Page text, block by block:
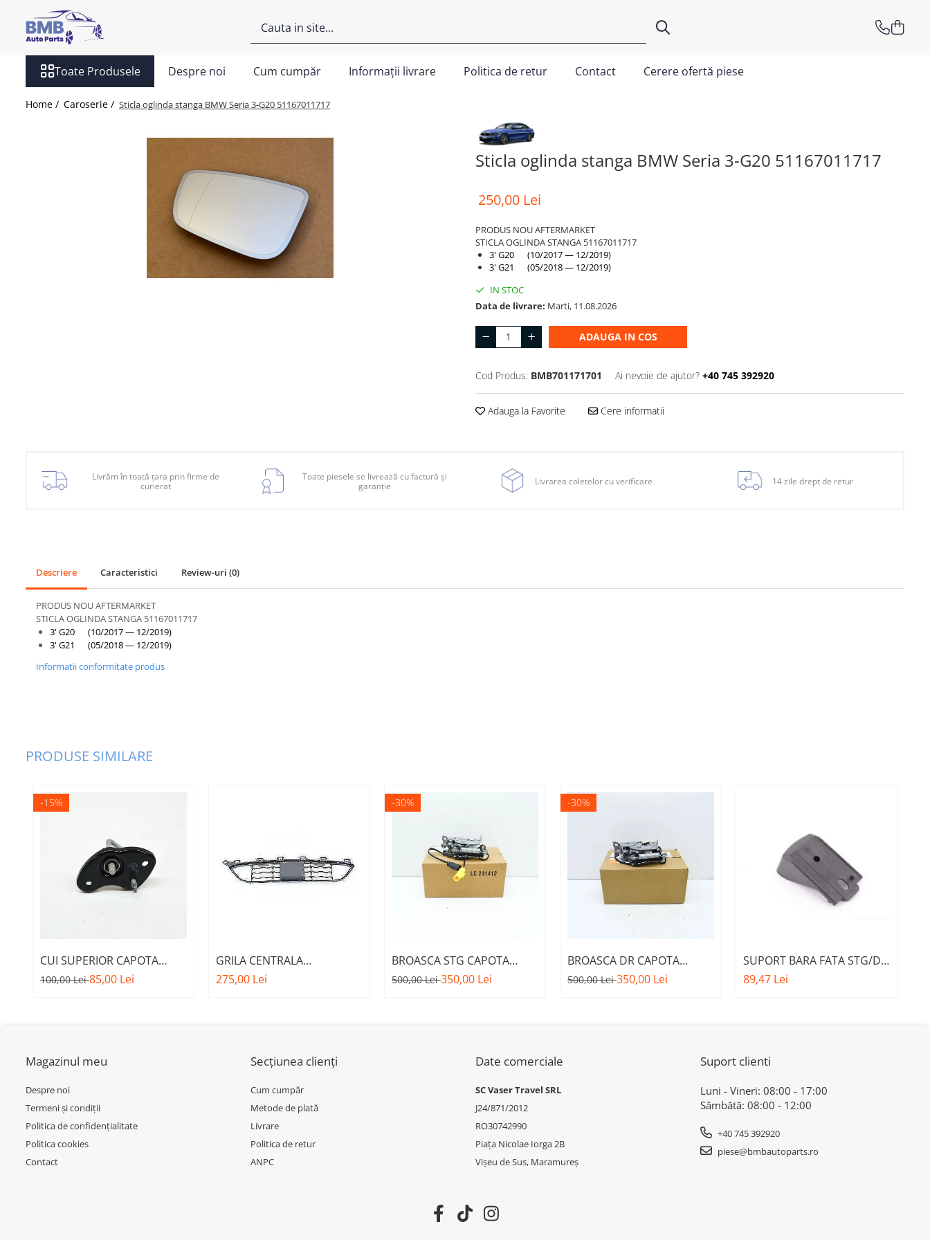
Toate Produsele
Accesorii
Absorbant bara fata
Aripă spate
Armatura
Balama capota
Bara fata
Bara spate
Capac bara
Capitonaj
Carenaj roata
Deflector aer
Elemente caroserie
Oglindă
Overfender aripa
Rama radiator
Scut motor
Spălător far
Suport aripa
Suport far
Toate Produsele Despre noi Cum cumpăr Informații livrare Politica de retur Contact Cerere ofertă piese
Home / Caroserie / Sticla oglinda stanga BMW Seria 3-G20 51167011717
Sticla oglinda stanga BMW Seria 3-G20 51167011717
250,00 Lei
PRODUS NOU AFTERMARKET
STICLA OGLINDA STANGA 51167011717
3' G20 (10/2017 — 12/2019)
3' G21 (05/2018 — 12/2019)
IN STOC
Data de livrare: Marti, 11.08.2026
ADAUGA IN COS
Cod Produs: BMB701171701 Ai nevoie de ajutor? +40 745 392920
Adauga la Favorite Cere informatii
Livrăm în toată țara prin firme de
curierat
Toate piesele se livrează cu factură și
garanție
Livrarea coletelor cu verificare 14 zile drept de retur
Descriere Caracteristici Review-uri (0)
PRODUS NOU AFTERMARKET
STICLA OGLINDA STANGA 51167011717
3' G20 (10/2017 — 12/2019)
3' G21 (05/2018 — 12/2019)
Informatii conformitate produs
PRODUSE SIMILARE
-15%
CUI SUPERIOR CAPOTA
MOTOR A.M. 51237473707 -
100,00 Lei85,00 Lei
GRILA CENTRALA
INFERIOARA BARA FATA M -
275,00 Lei
-30%
BROASCA STG CAPOTA
MOTOR A.M. 51237468349 -
500,00 Lei350,00 Lei
-30%
BROASCA DR CAPOTA
MOTOR A.M. 51237468350 -
500,00 Lei350,00 Lei
SUPORT BARA FATA STG/DR
PE ARMATURA A.M.
89,47 Lei
Magazinul meu
Despre noi
Termeni și condiții
Politica de confidențialitate
Politica cookies
Contact
Secțiunea clienți
Cum cumpăr
Metode de plată
Livrare
Politica de retur
ANPC
Date comerciale
SC Vaser Travel SRL
J24/871/2012
RO30742990
Piața Nicolae Iorga 2B
Vișeu de Sus, Maramureș
Suport clienti
Luni - Vineri: 08:00 - 17:00
Sâmbătă: 08:00 - 12:00
+40 745 392920
piese@bmbautoparts.ro